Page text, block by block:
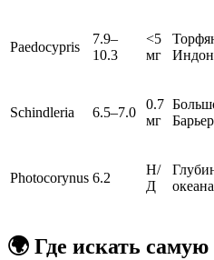
Paedocypris
7.9–
10.3
<5
мг
Schindleria 6.5–7.0
0.7
мг
Photocorynus 6.2
Н/
Д
океана
🌍 Где искать